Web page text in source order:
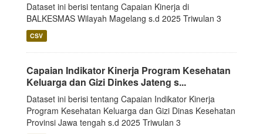
Dataset ini berisi tentang Capaian Kinerja di
BALKESMAS Wilayah Magelang s.d 2025 Triwulan 3
CSV
Capaian Indikator Kinerja Program Kesehatan
Keluarga dan Gizi Dinkes Jateng s...
Dataset ini berisi tentang Capaian Indikator Kinerja
Program Kesehatan Keluarga dan Gizi Dinas Kesehatan
Provinsi Jawa tengah s.d 2025 Triwulan 3